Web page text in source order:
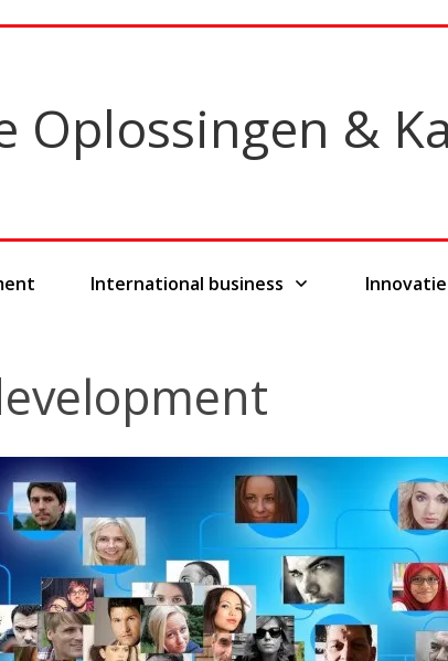
Oplossingen &
International business Innovatie